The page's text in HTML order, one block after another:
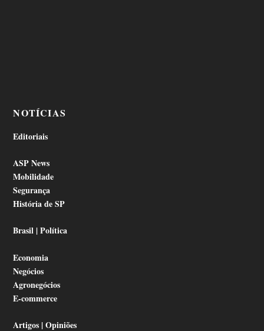
NOTÍCIAS
Editoriais
ASP News
Mobilidade
Segurança
História de SP
Brasil | Política
Economia
Negócios
Agronegócios
E-commerce
Artigos | Opiniões